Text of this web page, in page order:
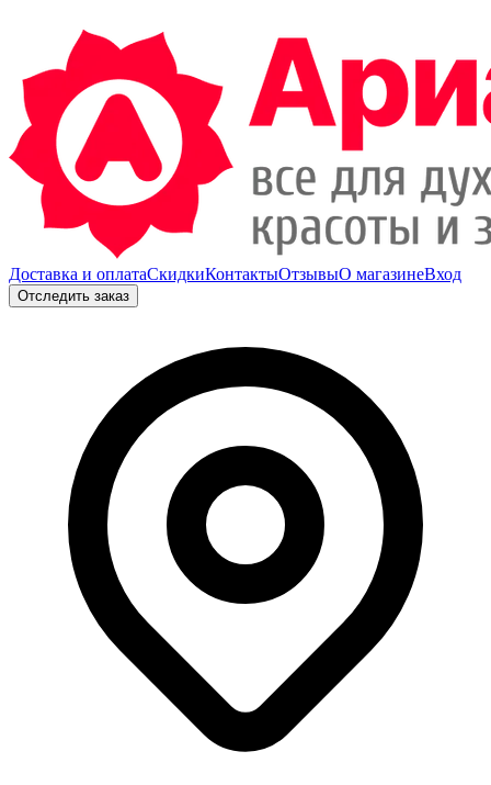
Доставка и оплатаСкидкиКонтактыОтзывыО магазинеВход
Отследить заказ